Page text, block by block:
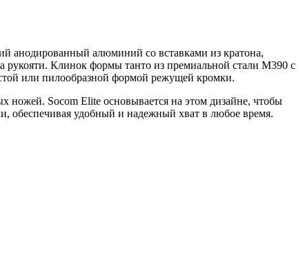
анодированный алюминий со вставками из кратона,
рукояти. Клинок формы танто из премиальной стали M390 с
или пилообразной формой режущей кромки.
ножей. Socom Elite основывается на этом дизайне, чтобы
обеспечивая удобный и надежный хват в любое время.